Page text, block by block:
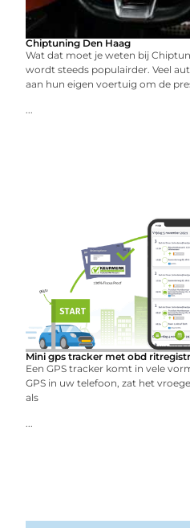
Chiptuning Den Haag
Wat dat moet je weten bij
wordt steeds populairder. Veel
aan hun eigen voertuig om de
...
Mini gps tracker met obd
Een GPS tracker komt in vele
GPS in uw telefoon, zat het
als
...